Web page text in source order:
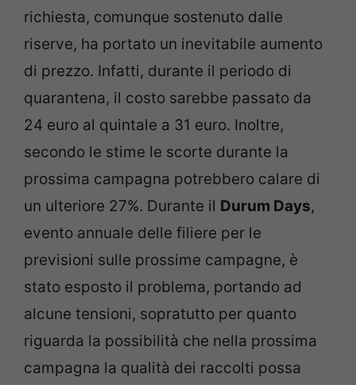
richiesta, comunque sostenuto dalle
riserve, ha portato un inevitabile aumento
di prezzo. Infatti, durante il periodo di
quarantena, il costo sarebbe passato da
24 euro al quintale a 31 euro. Inoltre,
secondo le stime le scorte durante la
prossima campagna potrebbero calare di
un ulteriore 27%. Durante il Durum Days,
evento annuale delle filiere per le
previsioni sulle prossime campagne, è
stato esposto il problema, portando ad
alcune tensioni, sopratutto per quanto
riguarda la possibilità che nella prossima
campagna la qualità dei raccolti possa